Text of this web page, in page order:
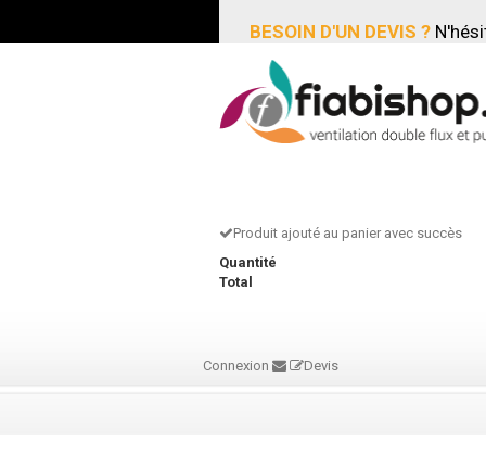
BESOIN D'UN DEVIS ?
Produit ajouté au panier avec succès
Quantité
Total
Connexion Devis